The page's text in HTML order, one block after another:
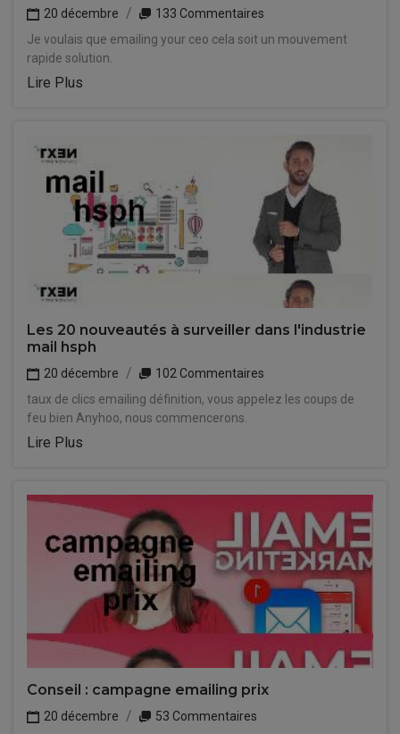
20 décembre
133 Commentaires
Je voulais que emailing your ceo cela soit un mouvement
rapide solution.
Lire Plus
Les 20 nouveautés à surveiller dans l'industrie
mail hsph
20 décembre
102 Commentaires
taux de clics emailing définition, vous appelez les coups de
feu bien Anyhoo, nous commencerons.
Lire Plus
Conseil : campagne emailing prix
20 décembre
53 Commentaires